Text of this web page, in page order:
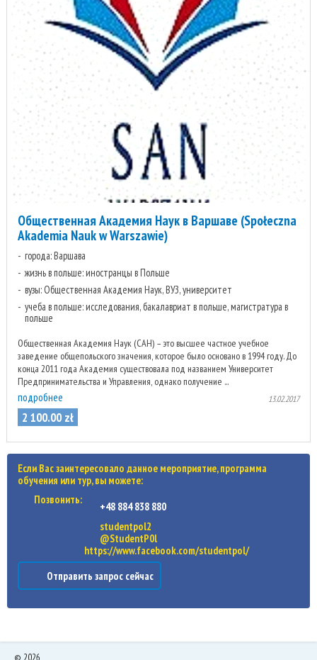
Общественная Академия Наук в Варшаве (Społeczna
Akademia Nauk w Warszawie)
города: Варшава
жизнь в польше: иностранцы в Польше
вузы: Общественная Академия Наук, ВУЗ, университет
учеба в польше: исследования, бакалавриат в польше, магистратура в
польше
Общественная Академия Наук (САН) – это высшее частное учебное
заведение общепольского значения, которое было основано в 1994 году. До
конца 2011 года Академия существовала под названием Университет
Предпринимательства и Управления, однако получение ...
подробнее 13.02.2017
2 100.00 zł
Если Вас заинтересовало данное мероприятие, программа
обучения или тур, вы можете:
Позвонить:
+48 884 838 880
studentpol2
@StudentP0l
https://www.facebook.com/studentpol/
Отправить запрос сейчас
© 2026